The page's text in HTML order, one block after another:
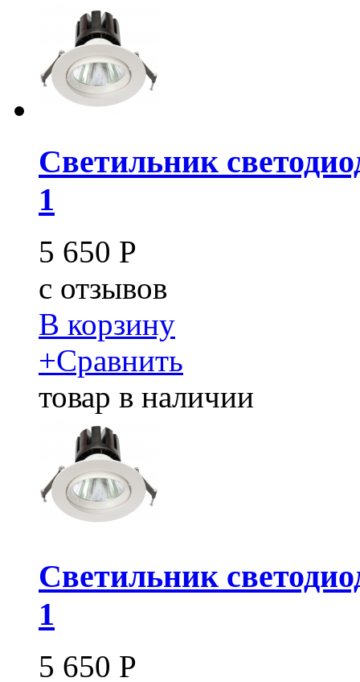
Светильник
1
5 650 Р
c отзывов
В корзину
+Сравнить
товар в наличии
Светильник
1
5 650 Р